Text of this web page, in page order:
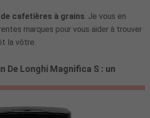
cafetières à grains. Je vous en
marques pour vous aider à trouver
la vôtre.
De Longhi Magnifica S : un